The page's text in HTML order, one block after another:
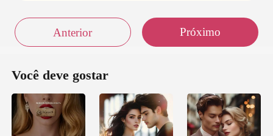
Anterior Próximo
Você deve gostar